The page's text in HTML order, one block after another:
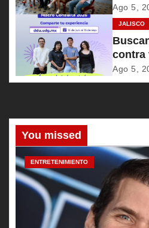
d
e
n
t
r
a
d
Ago 5,
JALISCO
contra
Ago 5,
You missed
ENTRETENIMIENTO